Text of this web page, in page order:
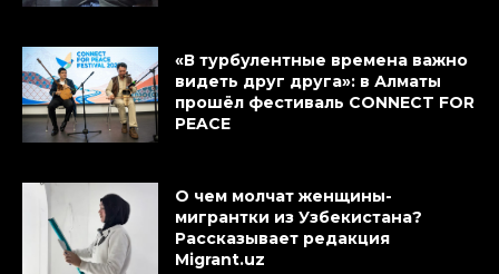
«В турбулентные времена важно
видеть друг друга»: в Алматы
прошёл фестиваль CONNECT FOR
PEACE
О чем молчат женщины-
мигрантки из Узбекистана?
Рассказывает редакция
Migrant.uz